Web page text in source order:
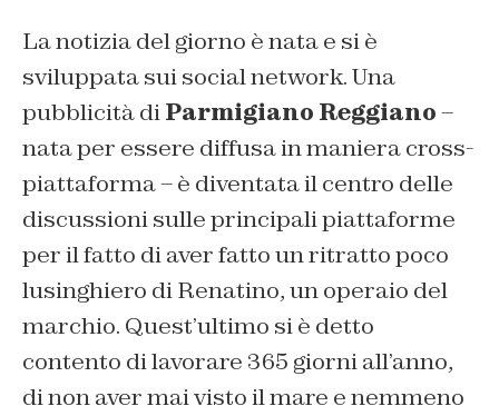
La notizia del giorno è nata e si è
sviluppata sui social network. Una
pubblicità diParmigiano Reggiano–
nata per essere diffusa in maniera cross-
piattaforma – è diventata il centro delle
discussioni sulle principali piattaforme
per il fatto di aver fatto un ritratto poco
lusinghiero di Renatino, un operaio del
marchio. Quest’ultimo si è detto
contento di lavorare 365 giorni all’anno,
di non aver mai visto il mare e nemmeno